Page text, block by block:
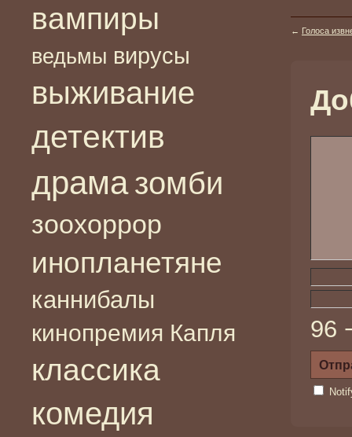
вампиры
ведьмы вирусы
выживание
детектив
драма зомби
зоохоррор
инопланетяне
каннибалы
кинопремия Капля
классика
комедия
← Голоса
96